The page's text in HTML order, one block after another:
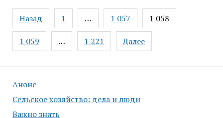
Анонс
Сельское хозяйство: дела и люди
Важно знать
Навигация
по
записям
Назад 1 … 1 057 1 058
1 059 … 1 221 Далее